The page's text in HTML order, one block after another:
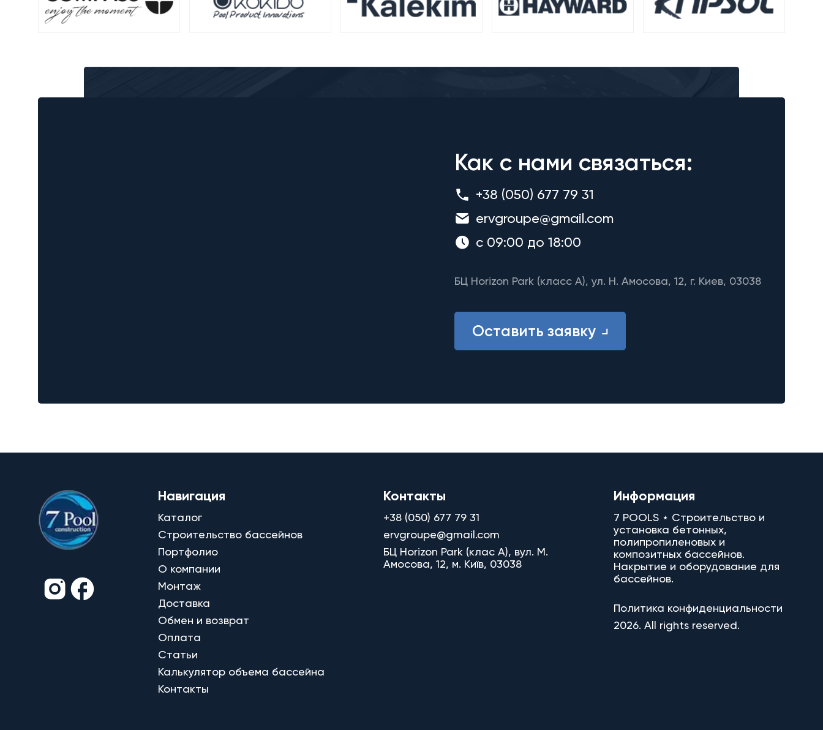
Как с нами связаться:
+38 (050) 677 79 31
ervgroupe@gmail.com
с 09:00 до 18:00
БЦ Horizon Park (класс A), ул. Н. Амосова, 12, г. Киев, 03038
Оставить заявку
Навигация
Каталог
Строительство бассейнов
Портфолио
О компании
Монтаж
Доставка
Обмен и возврат
Оплата
Статьи
Калькулятор объема бассейна
Контакты
Контакты
+38 (050) 677 79 31
ervgroupe@gmail.com
БЦ Horizon Park (клас A), вул. М.
Амосова, 12, м. Київ, 03038
Информация
7 POOLS ⋆ Строительство и
установка бетонных,
полипропиленовых и
композитных бассейнов.
Накрытие и оборудование для
бассейнов.
Политика конфиденциальности
2026. All rights reserved.